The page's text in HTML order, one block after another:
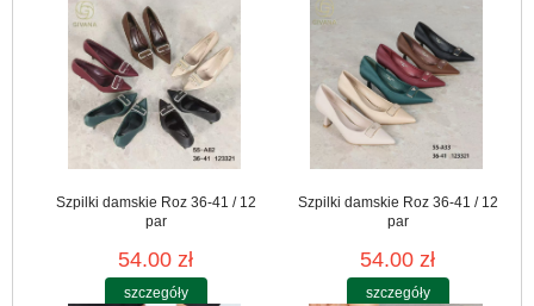
Szpilki damskie Roz 36-41 / 12
par
54.00 zł
szczegóły
Szpilki damskie Roz 36-41 / 12
par
54.00 zł
szczegóły